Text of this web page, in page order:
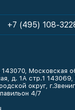
+7 (495) 108-
Московская
д. 1А стр.1 143069,
округ,
4/7